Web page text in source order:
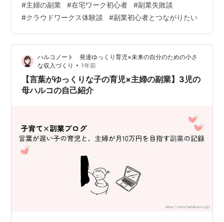
ん。副業の結果には個人差がありますので、あくまで参
考としてご覧ください。 主婦がクラウドワークスをはじ
めてみたリアルな感想 【体験談】クラウドワークスで副
業を始めようとしたけど、やらなかった理由 「今月もお
金ないな…もう少しあったら…」 そんな思いから、私は
クラウドワークスに登録して副業…
#主婦の副業 #在宅ワーク初心者 #副業失敗談
#クラウドワークス体験談 #副業初心者とつながりたい
ハルコノート 発達ゆっくり育児×未来の自分のための小さ
な収入づくり • 1年前
【言葉がゆっくりな子の育児×主婦の副業】3児の
母ハルコの自己紹介